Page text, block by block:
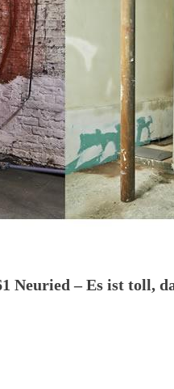
Neuried – Es ist toll,